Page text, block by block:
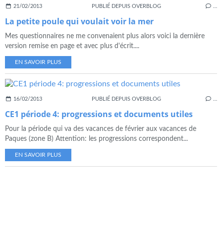
21/02/2013 PUBLIÉ DEPUIS OVERBLOG
La petite poule qui voulait voir la mer
Mes questionnaires ne me convenaient plus alors voici la dernière
version remise en page et avec plus d'écrit....
EN SAVOIR PLUS
16/02/2013 PUBLIÉ DEPUIS OVERBLOG
CE1 période 4: progressions et documents utiles
Pour la période qui va des vacances de février aux vacances de
Paques (zone B) Attention: les progressions correspondent...
EN SAVOIR PLUS